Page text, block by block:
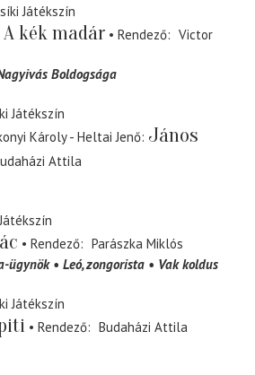
Játékszín
A kék madár Rendező
Victor
Boldogsága
Játékszín
Károly - Heltai Jenő János
Attila
Rendező
Parászka Miklós
ügynök Leó zongorista Vak koldus
Játékszín
Rendező
Budaházi Attila